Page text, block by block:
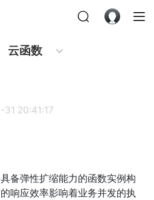
云函数
20:41:17
备弹性扩缩能力的函数实例构
响应效率影响着业务并发的执